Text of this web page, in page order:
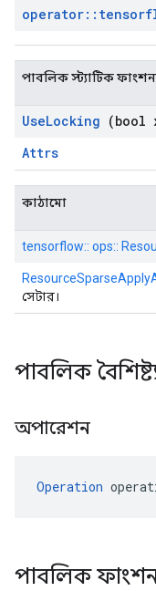
operator::
পাবলিক স্ট্যাটিক ফাংশন
UseLocking (bool
Attrs
কাঠামো
tensorflow:: ops::
সেটার।
পাবলিক
অপারেশন
Operation
পাবলিক